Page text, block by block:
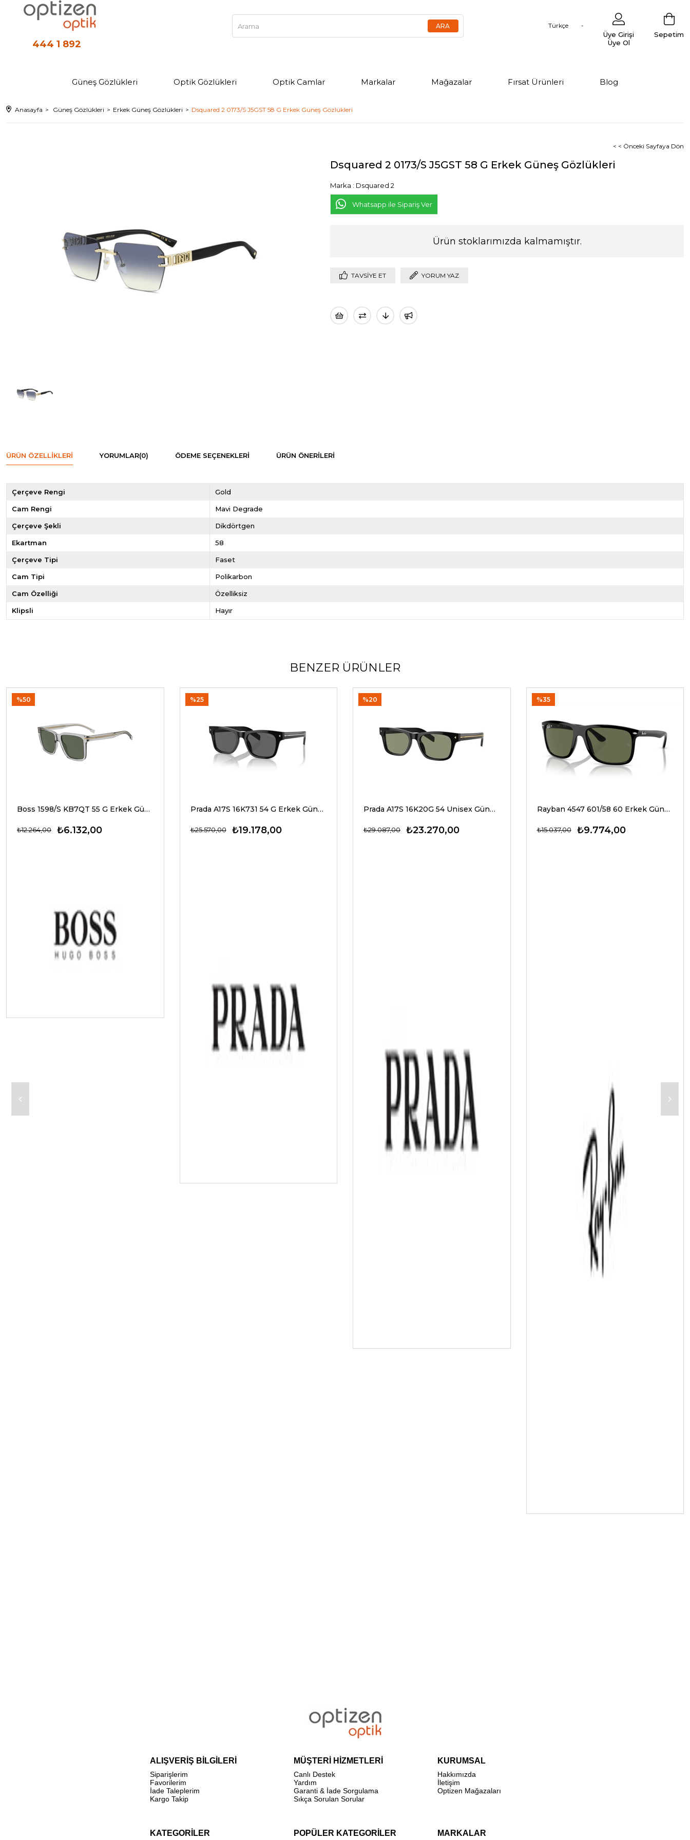
444 1 892
Türkçe
Sepetim
Üye Girişi
Üye Ol
Güneş Gözlükleri Optik Gözlükleri Optik Camlar Markalar Mağazalar Fırsat Ürünleri Blog
Anasayfa Güneş Gözlükleri Erkek Güneş Gözlükleri Dsquared 2 0173/S J5GST 58 G Erkek Güneş Gözlükleri
< < Önceki Sayfaya Dön
Dsquared 2 0173/S J5GST 58 G Erkek Güneş Gözlükleri
Marka : Dsquared 2
Whatsapp ile Sipariş Ver
Ürün stoklarımızda kalmamıştır.
TAVSIYE ET YORUM YAZ
ÜRÜN ÖZELLIKLERI YORUMLAR(0) ÖDEME SEÇENEKLERI ÜRÜN ÖNERILERI
Çerçeve Rengi Gold
Cam Rengi Mavi Degrade
Çerçeve Şekli Dikdörtgen
Ekartman 58
Çerçeve Tipi Faset
Cam Tipi Polikarbon
Cam Özelliği Özelliksiz
Klipsli Hayır
BENZER ÜRÜNLER
Boss 1598/S KB7QT 55 G Erkek Güneş Gözlükleri
₺6.132,00
₺12.264,00
%50
Prada A17S 16K731 54 G Erkek Güneş Gözlükleri
₺19.178,00
₺25.570,00
%25
Prada A17S 16K20G 54 Unisex Güneş Gözlükleri
₺23.270,00
₺29.087,00
%20
Rayban 4547 601/58 60 Erkek Güneş Gözlükleri
₺9.774,00
₺15.037,00
%35
ALIŞVERİŞ BİLGİLERİ
Siparişlerim
Favorilerim
İade Taleplerim
Kargo Takip
MÜŞTERİ HİZMETLERİ
Canlı Destek
Yardım
Garanti & İade Sorgulama
Sıkça Sorulan Sorular
KURUMSAL
Hakkımızda
İletişim
Optizen Mağazaları
KATEGORİLER POPÜLER KATEGORİLER MARKALAR